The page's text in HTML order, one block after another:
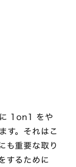
1on1 をや
す。それはこ
も重要な取り
するために